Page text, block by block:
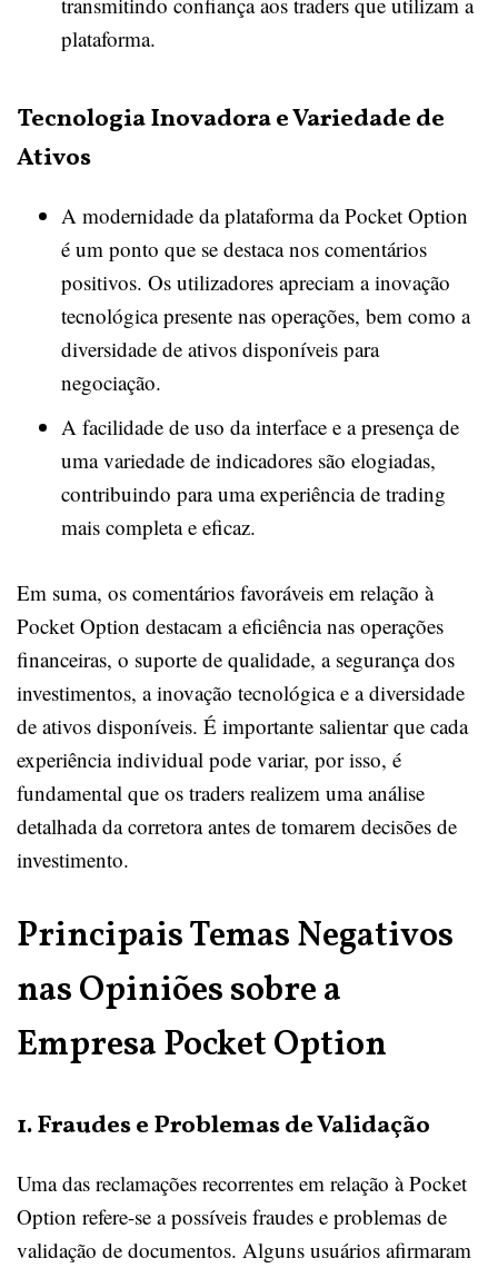
plataforma.
Tecnologia Inovadora e Variedade de
Ativos
A modernidade da plataforma da Pocket Option
é um ponto que se destaca nos comentários
positivos. Os utilizadores apreciam a inovação
tecnológica presente nas operações, bem como a
diversidade de ativos disponíveis para
negociação.
A facilidade de uso da interface e a presença de
uma variedade de indicadores são elogiadas,
contribuindo para uma experiência de trading
mais completa e eficaz.
Em suma, os comentários favoráveis em relação à
Pocket Option destacam a eficiência nas operações
financeiras, o suporte de qualidade, a segurança dos
investimentos, a inovação tecnológica e a diversidade
de ativos disponíveis. É importante salientar que cada
experiência individual pode variar, por isso, é
fundamental que os traders realizem uma análise
detalhada da corretora antes de tomarem decisões de
investimento.
Principais Temas Negativos
nas Opiniões sobre a
Empresa Pocket Option
1. Fraudes e Problemas de Validação
Uma das reclamações recorrentes em relação à Pocket
Option refere-se a possíveis fraudes e problemas de
validação de documentos. Alguns usuários afirmaram